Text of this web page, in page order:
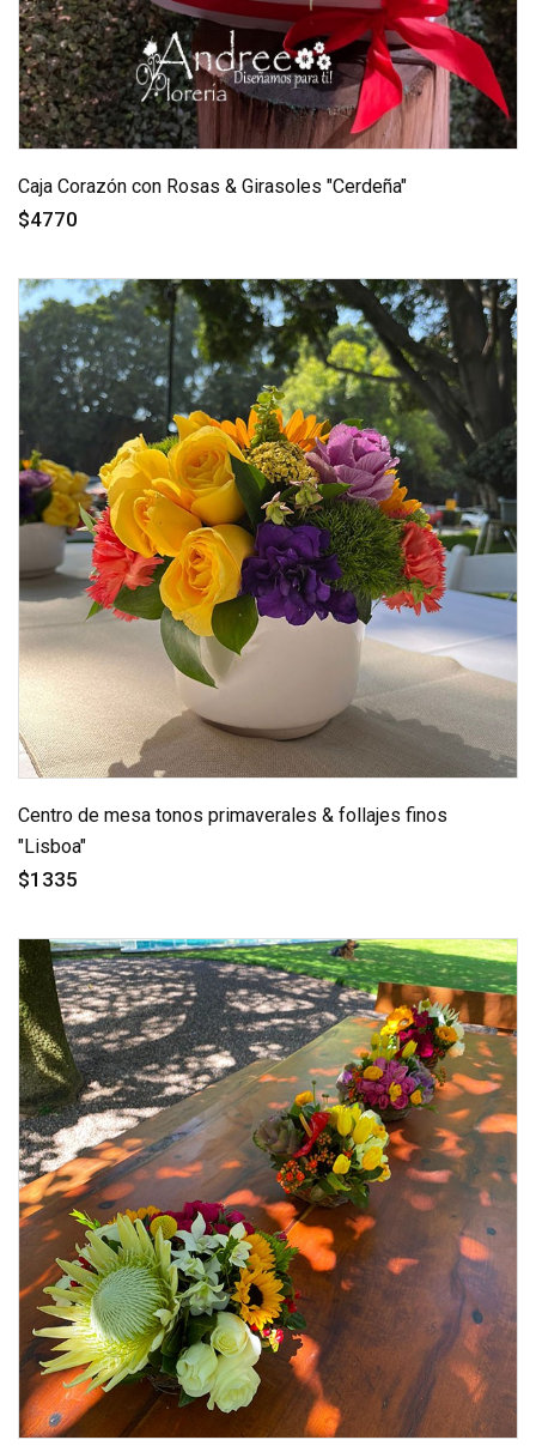
Caja Corazón con Rosas & Girasoles "Cerdeña"
$4770
Centro de mesa tonos primaverales & follajes finos
"Lisboa"
$1335